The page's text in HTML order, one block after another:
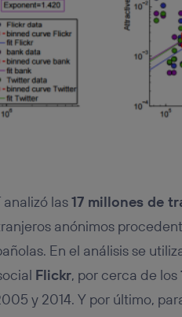
las17 millones de
anónimos
En el análisis se
Flickr, por cerca de los
y 2014. Y por último,